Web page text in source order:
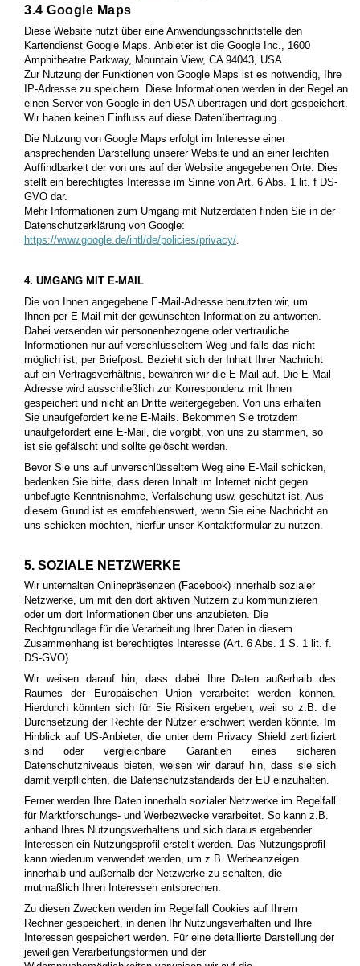
3.4 Google Maps
Diese Website nutzt über eine Anwendungsschnittstelle den
Kartendienst Google Maps. Anbieter ist die Google Inc., 1600
Amphitheatre Parkway, Mountain View, CA 94043, USA.
Zur Nutzung der Funktionen von Google Maps ist es notwendig, Ihre
IP-Adresse zu speichern. Diese Informationen werden in der Regel an
einen Server von Google in den USA übertragen und dort gespeichert.
Wir haben keinen Einfluss auf diese Datenübertragung.
Die Nutzung von Google Maps erfolgt im Interesse einer
ansprechenden Darstellung unserer Website und an einer leichten
Auffindbarkeit der von uns auf der Website angegebenen Orte. Dies
stellt ein berechtigtes Interesse im Sinne von Art. 6 Abs. 1 lit. f DS-
GVO dar.
Mehr Informationen zum Umgang mit Nutzerdaten finden Sie in der
Datenschutzerklärung von Google:
https://www.google.de/intl/de/policies/privacy/.
4. UMGANG MIT E-MAIL
Die von Ihnen angegebene E-Mail-Adresse benutzten wir, um
Ihnen per E-Mail mit der gewünschten Information zu antworten.
Dabei versenden wir personenbezogene oder vertrauliche
Informationen nur auf verschlüsseltem Weg und falls das nicht
möglich ist, per Briefpost. Bezieht sich der Inhalt Ihrer Nachricht
auf ein Vertragsverhältnis, bewahren wir die E-Mail auf. Die E-Mail-
Adresse wird ausschließlich zur Korrespondenz mit Ihnen
gespeichert und nicht an Dritte weitergegeben. Von uns erhalten
Sie unaufgefordert keine E-Mails. Bekommen Sie trotzdem
unaufgefordert eine E-Mail, die vorgibt, von uns zu stammen, so
ist sie gefälscht und sollte gelöscht werden.
Bevor Sie uns auf unverschlüsseltem Weg eine E-Mail schicken,
bedenken Sie bitte, dass deren Inhalt im Internet nicht gegen
unbefugte Kenntnisnahme, Verfälschung usw. geschützt ist. Aus
diesem Grund ist es empfehlenswert, wenn Sie eine Nachricht an
uns schicken möchten, hierfür unser Kontaktformular zu nutzen.
5. SOZIALE NETZWERKE
Wir unterhalten Onlinepräsenzen (Facebook) innerhalb sozialer
Netzwerke, um mit den dort aktiven Nutzern zu kommunizieren
oder um dort Informationen über uns anzubieten. Die
Rechtgrundlage für die Verarbeitung Ihrer Daten in diesem
Zusammenhang ist berechtigtes Interesse (Art. 6 Abs. 1 S. 1 lit. f.
DS-GVO).
Wir weisen darauf hin, dass dabei Ihre Daten außerhalb des
Raumes der Europäischen Union verarbeitet werden können.
Hierdurch könnten sich für Sie Risiken ergeben, weil so z.B. die
Durchsetzung der Rechte der Nutzer erschwert werden könnte. Im
Hinblick auf US-Anbieter, die unter dem Privacy Shield zertifiziert
sind oder vergleichbare Garantien eines sicheren
Datenschutzniveaus bieten, weisen wir darauf hin, dass sie sich
damit verpflichten, die Datenschutzstandards der EU einzuhalten.
Ferner werden Ihre Daten innerhalb sozialer Netzwerke im Regelfall
für Marktforschungs- und Werbezwecke verarbeitet. So kann z.B.
anhand Ihres Nutzungsverhaltens und sich daraus ergebender
Interessen ein Nutzungsprofil erstellt werden. Das Nutzungsprofil
kann wiederum verwendet werden, um z.B. Werbeanzeigen
innerhalb und außerhalb der Netzwerke zu schalten, die
mutmaßlich Ihren Interessen entsprechen.
Zu diesen Zwecken werden im Regelfall Cookies auf Ihrem
Rechner gespeichert, in denen Ihr Nutzungsverhalten und Ihre
Interessen gespeichert werden. Für eine detaillierte Darstellung der
jeweiligen Verarbeitungsformen und der